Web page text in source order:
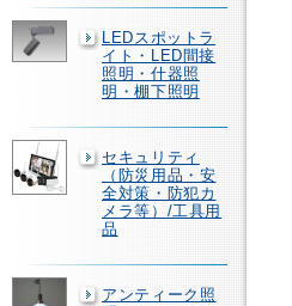
LEDスポットラ
イト・LED間接
照明・什器照
明・棚下照明
セキュリティ
（防災用品・安
全対策・防犯カ
メラ等）/工具用
品
アンティーク照